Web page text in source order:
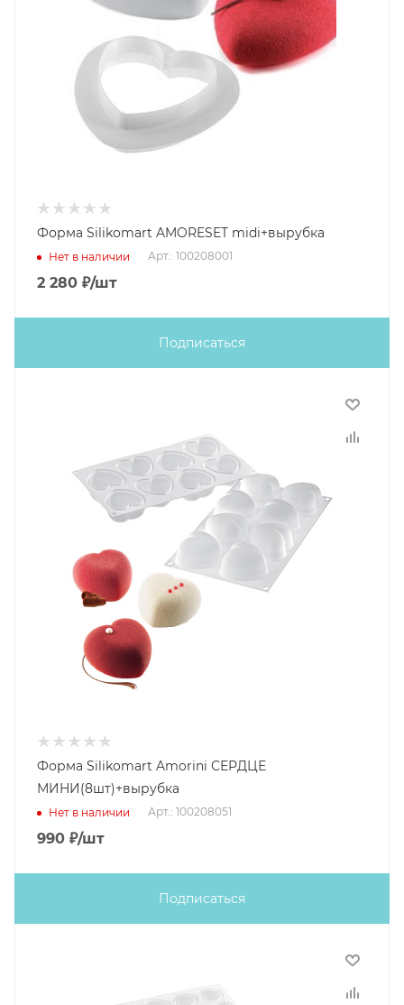
Форма Silikomart AMORESET midi+вырубка
Нет в наличии Арт.: 100208001
2 280 ₽/шт
Подписаться
Форма Silikomart Amorini СЕРДЦЕ
МИНИ(8шт)+вырубка
Нет в наличии Арт.: 100208051
990 ₽/шт
Подписаться